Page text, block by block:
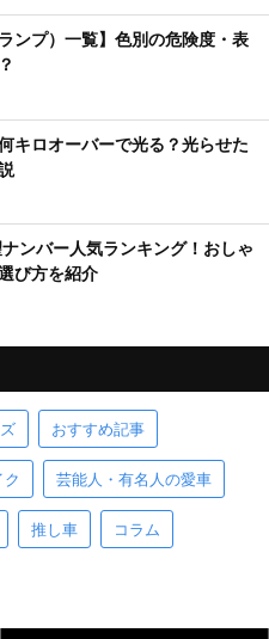
ンプ）一覧】色別の危険度・表
キロオーバーで光る？光らせた
ナンバー人気ランキング！おしゃ
び方を紹介
おすすめ記事
ク 芸能人・有名人の愛車
推し車 コラム